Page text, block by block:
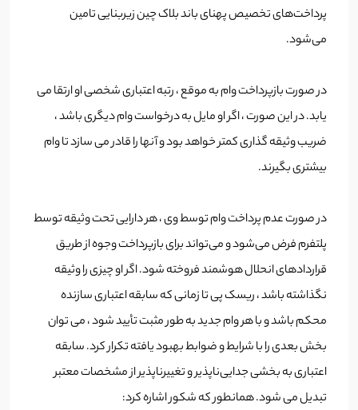
پرداخت‌های تخصیص پهنای باند بلاک چین زیربنایی تامین
می‌شود.
در صورت بازپرداخت وام به موقع ، رتبه اعتباری شخصی او ارتقا می
یابد. در این صورت ، اگر او مایل به درخواست وام دیگری باشد ،
ضریب وثیقه گذاری کمتر خواهد بود و آنها را قادر می سازد تا وام
بیشتری بگیرند.
در صورت عدم پرداخت وام توسط وی ، هر دارایی تحت وثیقه توسط
پلتفرم فرض می‌شود و می‌تواند برای بازپرداخت وجوه از طریق
قراردادهای انحلال هوشمند فروخته شود. اگر او چیزی را وثیقه
نگذاشته باشد ، ریسک پی تا زمانی که سابقه اعتباری سازنده
محکم باشد و با هر وام جدید به طور مثبت تأیید شود ، می توان
بخش بعدی را با شرایط و ضوابط بهبود یافته تکرار کرد. سابقه
اعتباری به بخشی جدایی‌ناپذیر و تغییر‌ناپذیر از مشخصات معتبر
تبدیل می شود. همانطور که شکور اشاره کرد: